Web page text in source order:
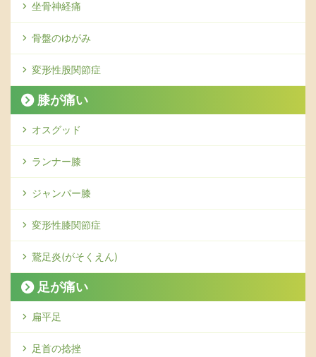
坐骨神経痛
骨盤のゆがみ
変形性股関節症
膝が痛い
オスグッド
ランナー膝
ジャンパー膝
変形性膝関節症
鵞足炎(がそくえん)
足が痛い
扁平足
足首の捻挫